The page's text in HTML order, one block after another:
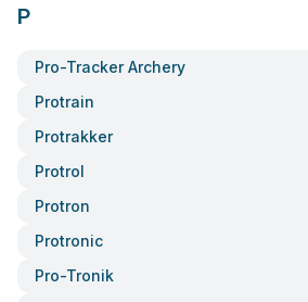
P
Pro-Tracker Archery
Protrain
Protrakker
Protrol
Protron
Protronic
Pro-Tronik